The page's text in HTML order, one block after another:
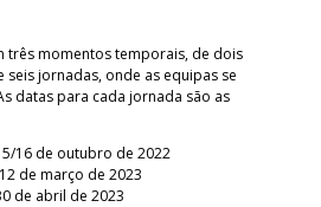
três momentos temporais, de dois
jornadas, onde as equipas se
datas para cada jornada são as
16 de outubro de 2022
de março de 2023
de abril de 2023